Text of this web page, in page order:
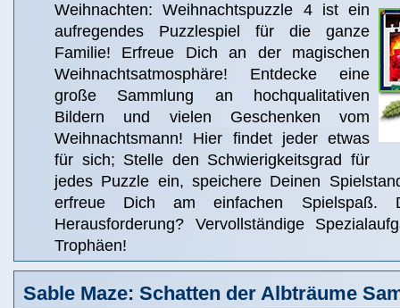
Weihnachten: Weihnachtspuzzle 4 ist ein
aufregendes Puzzlespiel für die ganze
Familie! Erfreue Dich an der magischen
Weihnachtsatmosphäre! Entdecke eine
große Sammlung an hochqualitativen
Bildern und vielen Geschenken vom
Weihnachtsmann! Hier findet jeder etwas
für sich; Stelle den Schwierigkeitsgrad für
jedes Puzzle ein, speichere Deinen
erfreue Dich am einfachen Spielspaß.
Herausforderung? Vervollständige
Trophäen!
Sable Maze: Schatten der Albträume